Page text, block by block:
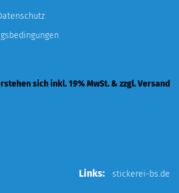
sich inkl. 19% MwSt. & zzgl. Versand
Links: stickerei-bs.de